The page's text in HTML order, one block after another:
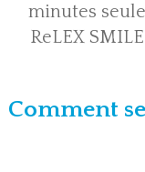
minutes
ReLEX
Comment